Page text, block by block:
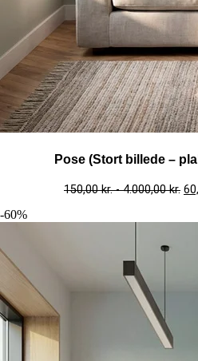
Pose (Stort billede –
150,00kr.-4.000,00kr.
-60%